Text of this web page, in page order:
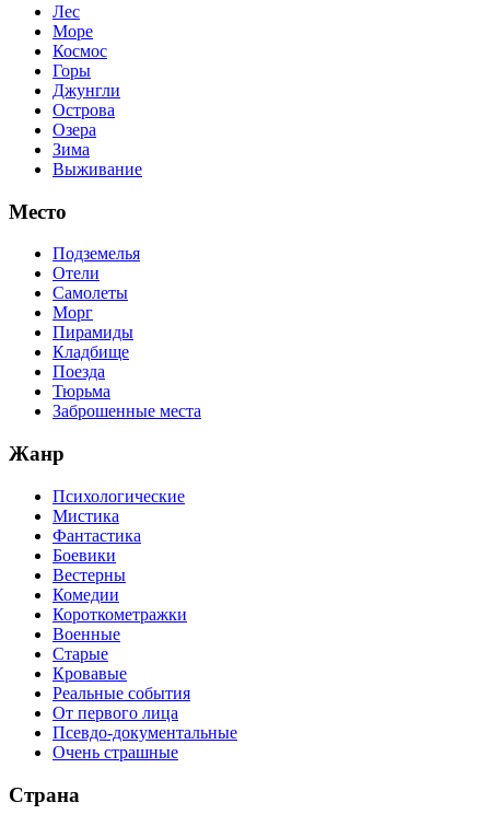
Лес
Море
Космос
Горы
Джунгли
Острова
Озера
Зима
Выживание
Место
Подземелья
Отели
Самолеты
Морг
Пирамиды
Кладбище
Поезда
Тюрьма
Заброшенные места
Жанр
Психологические
Мистика
Фантастика
Боевики
Вестерны
Комедии
Короткометражки
Военные
Старые
Кровавые
Реальные события
От первого лица
Псевдо-документальные
Очень страшные
Страна